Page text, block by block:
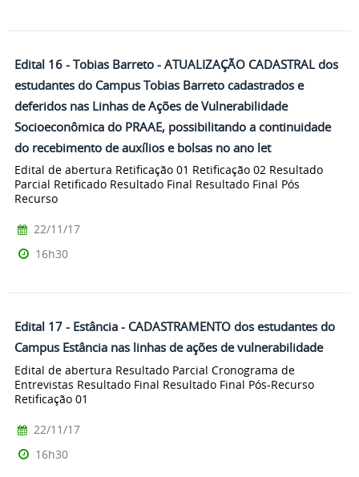
Edital 16 - Tobias Barreto - ATUALIZAÇÃO CADASTRAL dos
estudantes do Campus Tobias Barreto cadastrados e
deferidos nas Linhas de Ações de Vulnerabilidade
Socioeconômica do PRAAE, possibilitando a continuidade
do recebimento de auxílios e bolsas no ano let
Edital de abertura Retificação 01 Retificação 02 Resultado
Parcial Retificado Resultado Final Resultado Final Pós
Recurso
22/11/17
16h30
Edital 17 - Estância - CADASTRAMENTO dos estudantes do
Campus Estância nas linhas de ações de vulnerabilidade
Edital de abertura Resultado Parcial Cronograma de
Entrevistas Resultado Final Resultado Final Pós-Recurso
Retificação 01
22/11/17
16h30